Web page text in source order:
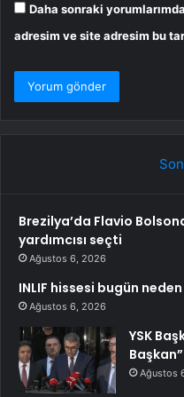
Daha sonraki
adresim ve site adresim bu
Brezilya’da Flavio
yardımcısı seçti
Ağustos 6, 2026
INLIF hissesi bugün
Ağustos 6, 2026
YSK
Ağustos